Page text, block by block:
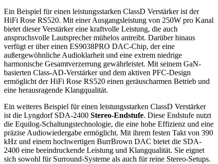
Ein Beispiel für einen leistungsstarken ClassD Verstärker ist der
HiFi Rose RS520. Mit einer Ausgangsleistung von 250W pro Kanal
bietet dieser Verstärker eine kraftvolle Leistung, die auch
anspruchsvolle Lautsprecher mühelos antreibt. Darüber hinaus
verfügt er über einen ES9038PRO DAC-Chip, der eine
außergewöhnliche Audioklarheit und eine extrem niedrige
harmonische Gesamtverzerrung gewährleistet. Mit seinem GaN-
basierten Class-AD-Verstärker und dem aktiven PFC-Design
ermöglicht der HiFi Rose RS520 einen geräuscharmen Betrieb und
eine herausragende Klangqualität.
Ein weiteres Beispiel für einen leistungsstarken ClassD Verstärker
ist die Lyngdorf SDA-2400 Stereo-Endstufe. Diese Endstufe nutzt
die Equilog-Schaltungstechnologie, die eine hohe Effizienz und eine
präzise Audiowiedergabe ermöglicht. Mit ihrem festen Takt von 390
kHz und einem hochwertigen BurrBrown DAC bietet die SDA-
2400 eine beeindruckende Leistung und Klangqualität. Sie eignet
sich sowohl für Surround-Systeme als auch für reine Stereo-Setups.